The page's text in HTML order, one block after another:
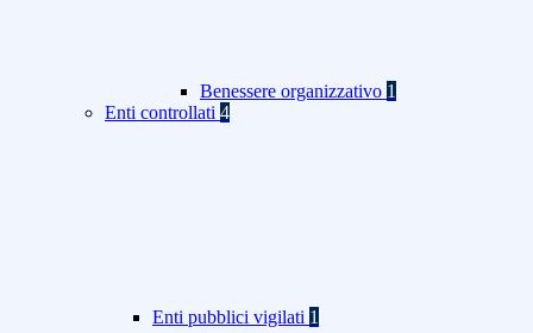
Benessere organizzativo 1
Enti controllati 4
Enti pubblici vigilati 1